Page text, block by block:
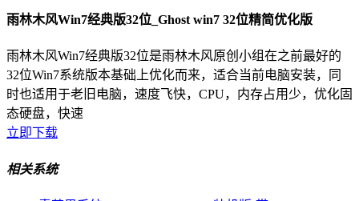
雨林木风Win7经典版32位_Ghost win7 32位精简优化版
雨林木风Win7经典版32位是雨林木风原创小组在之前最好的
32位Win7系统版本基础上优化而来，适合当前电脑安装，同
时也适用于老旧电脑，速度飞快，CPU，内存占用少，优化固
态硬盘，快速
立即下载
相关系统